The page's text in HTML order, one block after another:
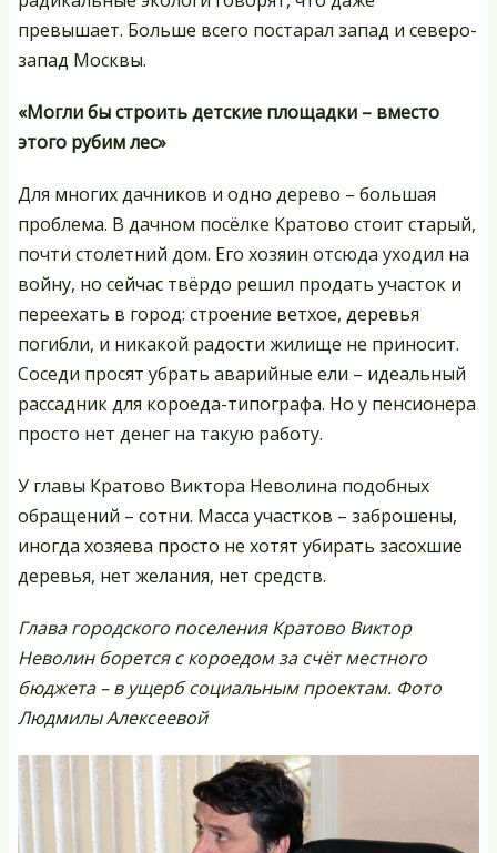
превышает. Больше всего постарал запад и северо-
запад Москвы.
«Могли бы строить детские площадки – вместо
этого рубим лес»
Для многих дачников и одно дерево – большая
проблема. В дачном посёлке Кратово стоит старый,
почти столетний дом. Его хозяин отсюда уходил на
войну, но сейчас твёрдо решил продать участок и
переехать в город: строение ветхое, деревья
погибли, и никакой радости жилище не приносит.
Соседи просят убрать аварийные ели – идеальный
рассадник для короеда-типографа. Но у пенсионера
просто нет денег на такую работу.
У главы Кратово Виктора Неволина подобных
обращений – сотни. Масса участков – заброшены,
иногда хозяева просто не хотят убирать засохшие
деревья, нет желания, нет средств.
Глава городского поселения Кратово Виктор
Неволин борется с короедом за счёт местного
бюджета – в ущерб социальным проектам. Фото
Людмилы Алексеевой